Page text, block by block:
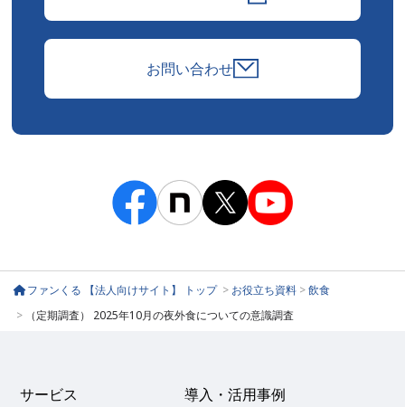
お問い合わせ
ファンくる 【法人向けサイト】 トップ > お役立ち資料 >飲食
> （定期調査） 2025年10月の夜外食についての意識調査
サービス 導入・活用事例